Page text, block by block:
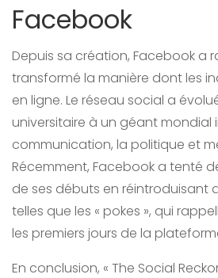
Facebook
Depuis sa création, Facebook a
transformé la manière dont les
en ligne. Le réseau social a
universitaire à un géant mondial
communication, la politique et
Récemment, Facebook a tenté
de ses débuts en réintroduisant
telles que les « pokes », qui
les premiers jours de la
En conclusion, « The Social